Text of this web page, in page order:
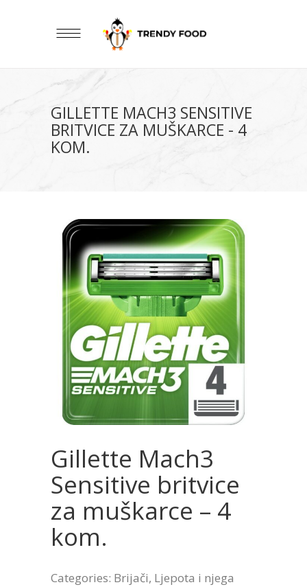
GILLETTE MACH3 SENSITIVE
BRITVICE ZA MUŠKARCE - 4
KOM.
Gillette Mach3
Sensitive britvice
za muškarce – 4
kom.
Categories: Brijači, Ljepota i njega